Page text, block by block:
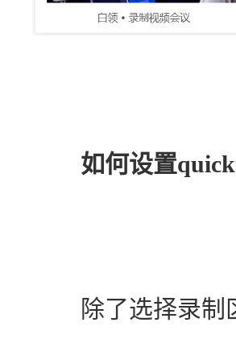
如何设置
除了选择录制区